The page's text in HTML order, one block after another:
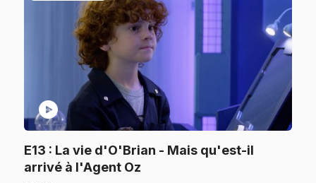
play_circle
E13 : La vie d'O'Brian - Mais qu'est-il
arrivé à l'Agent Oz